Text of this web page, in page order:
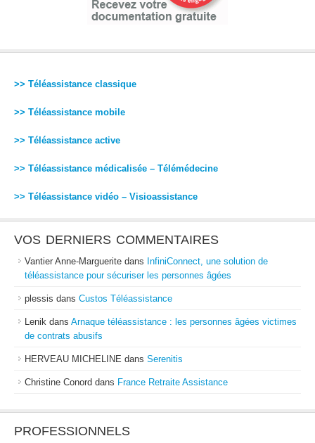
>> Téléassistance classique
>> Téléassistance mobile
>> Téléassistance active
>> Téléassistance médicalisée – Télémédecine
>> Téléassistance vidéo – Visioassistance
VOS DERNIERS COMMENTAIRES
Vantier Anne-Marguerite dans InfiniConnect, une solution de
téléassistance pour sécuriser les personnes âgées
plessis dans Custos Téléassistance
Lenik dans Arnaque téléassistance : les personnes âgées victimes
de contrats abusifs
HERVEAU MICHELINE dans Serenitis
Christine Conord dans France Retraite Assistance
PROFESSIONNELS